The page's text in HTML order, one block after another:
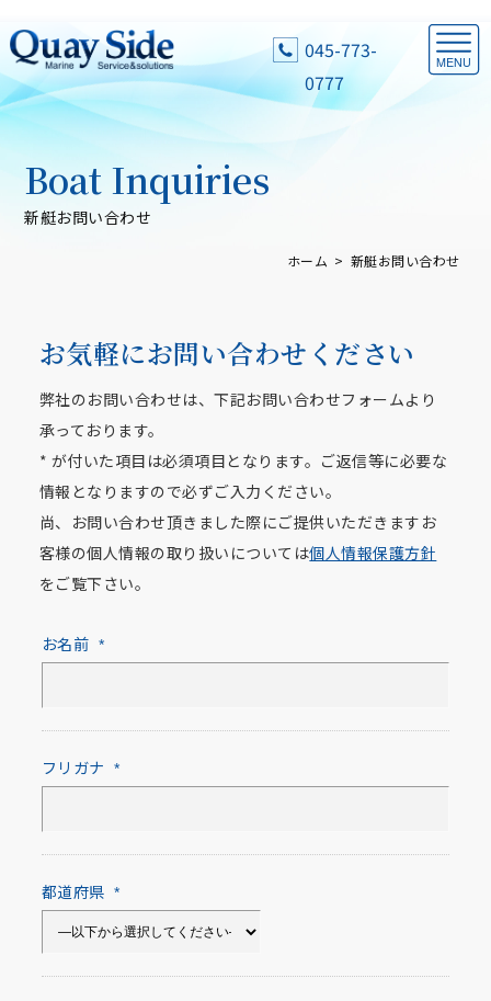
045-773-
0777
新艇お問い合わせ
Boat Inquiries
ホーム 新艇お問い合わせ
お気軽にお問い合わせください
弊社のお問い合わせは、下記お問い合わせフォームより
承っております。
* が付いた項目は必須項目となります。ご返信等に必要な
情報となりますので必ずご入力ください。
尚、お問い合わせ頂きました際にご提供いただきますお
客様の個人情報の取り扱いについては個人情報保護方針
をご覧下さい。
お名前 *
フリガナ *
都道府県 *